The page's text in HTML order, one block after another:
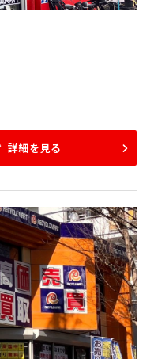
詳細を見る